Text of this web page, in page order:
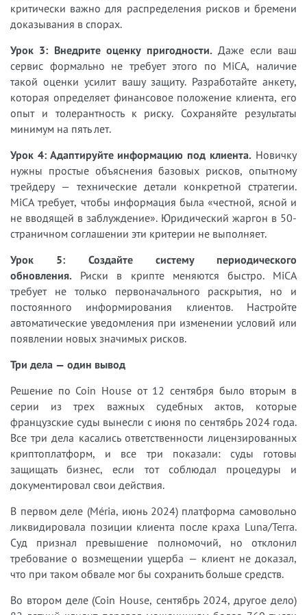
критически важно для распределения рисков и бремени
доказывания в спорах.
Урок 3: Внедрите оценку пригодности. Даже если ваш
сервис формально не требует этого по MiCA, наличие
такой оценки усилит вашу защиту. Разработайте анкету,
которая определяет финансовое положение клиента, его
опыт и толерантность к риску. Сохраняйте результаты
минимум на пять лет.
Урок 4: Адаптируйте информацию под клиента. Новичку
нужны простые объяснения базовых рисков, опытному
трейдеру — технические детали конкретной стратегии.
MiCA требует, чтобы информация была «честной, ясной и
не вводящей в заблуждение». Юридический жаргон в 50-
страничном соглашении эти критерии не выполняет.
Урок 5: Создайте систему периодического
обновления. Риски в крипте меняются быстро. MiCA
требует не только первоначального раскрытия, но и
постоянного информирования клиентов. Настройте
автоматические уведомления при изменении условий или
появлении новых значимых рисков.
Три дела — один вывод
Решение по Coin House от 12 сентября было вторым в
серии из трех важных судебных актов, которые
французские суды вынесли с июня по сентябрь 2024 года.
Все три дела касались ответственности лицензированных
криптоплатформ, и все три показали: суды готовы
защищать бизнес, если тот соблюдал процедуры и
документировал свои действия.
В первом деле (Méria, июнь 2024) платформа самовольно
ликвидировала позиции клиента после краха Luna/Terra.
Суд признал превышение полномочий, но отклонил
требование о возмещении ущерба — клиент не доказал,
что при таком обвале мог бы сохранить больше средств.
Во втором деле (Coin House, сентябрь 2024, другое дело)